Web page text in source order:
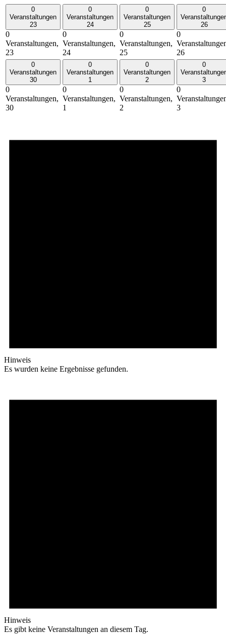
0
Veranstaltungen
23
0
Veranstaltungen,
23
0
Veranstaltungen
24
0
Veranstaltungen,
24
0
Veranstaltungen
25
0
Veranstaltungen,
25
0
26
0
26
0
Veranstaltungen
30
0
Veranstaltungen,
30
0
Veranstaltungen
1
0
Veranstaltungen,
1
0
Veranstaltungen
2
0
Veranstaltungen,
2
0
3
0
3
Hinweis
Es wurden keine Ergebnisse gefunden.
Hinweis
Es gibt keine Veranstaltungen an diesem Tag.